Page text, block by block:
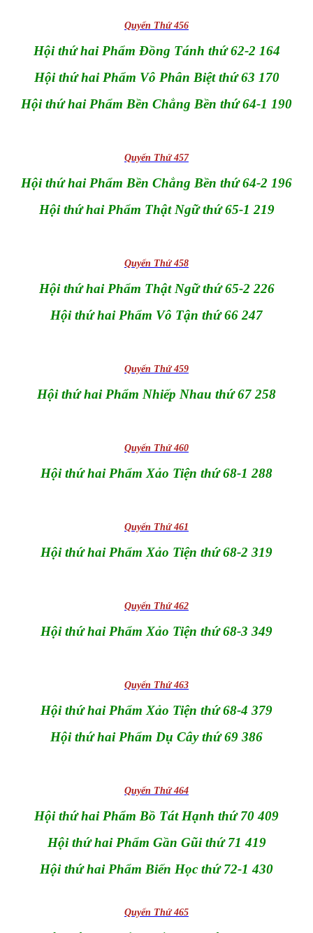
Quyển Thứ 456
Hội thứ hai Phẩm Đồng Tánh thứ 62-2 164
Hội thứ hai Phẩm Vô Phân Biệt thứ 63 170
Hội thứ hai Phẩm Bền Chẳng Bền thứ 64-1 190
Quyển Thứ 457
Hội thứ hai Phẩm Bền Chẳng Bền thứ 64-2 196
Hội thứ hai Phẩm Thật Ngữ thứ 65-1 219
Quyển Thứ 458
Hội thứ hai Phẩm Thật Ngữ thứ 65-2 226
Hội thứ hai Phẩm Vô Tận thứ 66 247
Quyển Thứ 459
Hội thứ hai Phẩm Nhiếp Nhau thứ 67 258
Quyển Thứ 460
Hội thứ hai Phẩm Xảo Tiện thứ 68-1 288
Quyển Thứ 461
Hội thứ hai Phẩm Xảo Tiện thứ 68-2 319
Quyển Thứ 462
Hội thứ hai Phẩm Xảo Tiện thứ 68-3 349
Quyển Thứ 463
Hội thứ hai Phẩm Xảo Tiện thứ 68-4 379
Hội thứ hai Phẩm Dụ Cây thứ 69 386
Quyển Thứ 464
Hội thứ hai Phẩm Bồ Tát Hạnh thứ 70 409
Hội thứ hai Phẩm Gần Gũi thứ 71 419
Hội thứ hai Phẩm Biến Học thứ 72-1 430
Quyển Thứ 465